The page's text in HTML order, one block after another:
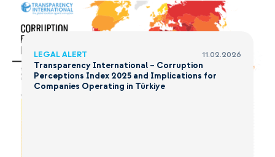
LEGAL ALERT 11.02.2026
Transparency International – Corruption
Perceptions Index 2025 and Implications for
Companies Operating in Türkiye